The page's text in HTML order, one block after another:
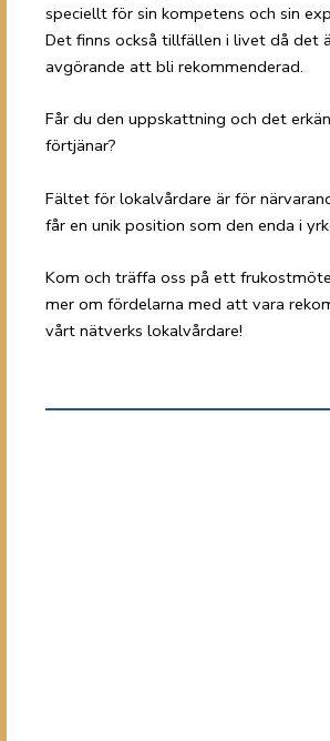
speciellt för sin kompetens och sin
Det finns också tillfällen i livet då det
avgörande att bli rekommenderad.
Får du den uppskattning och det
förtjänar?
Fältet för lokalvårdare är för
får en unik position som den enda i
Kom och träffa oss på ett
mer om fördelarna med att vara
vårt nätverks lokalvårdare!